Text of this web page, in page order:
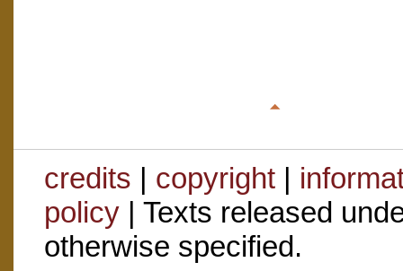
credits | copyright|
policy| Texts released
otherwise specified.